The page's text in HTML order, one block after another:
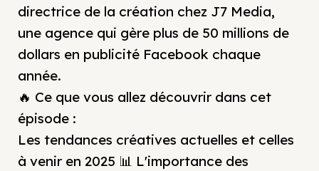
directrice de la création chez J7 Media,
une agence qui gère plus de 50 millions de
dollars en publicité Facebook chaque
année.
🔥 Ce que vous allez découvrir dans cet
épisode :
Les tendances créatives actuelles et celles
à venir en 2025 📊 L'importance des